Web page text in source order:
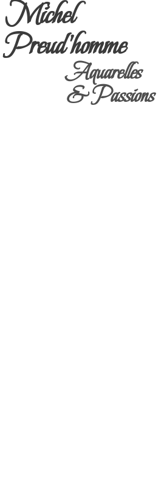
Michel
Preud'homme
Aquarelles
& Passions